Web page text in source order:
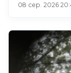
08 сер. 2026